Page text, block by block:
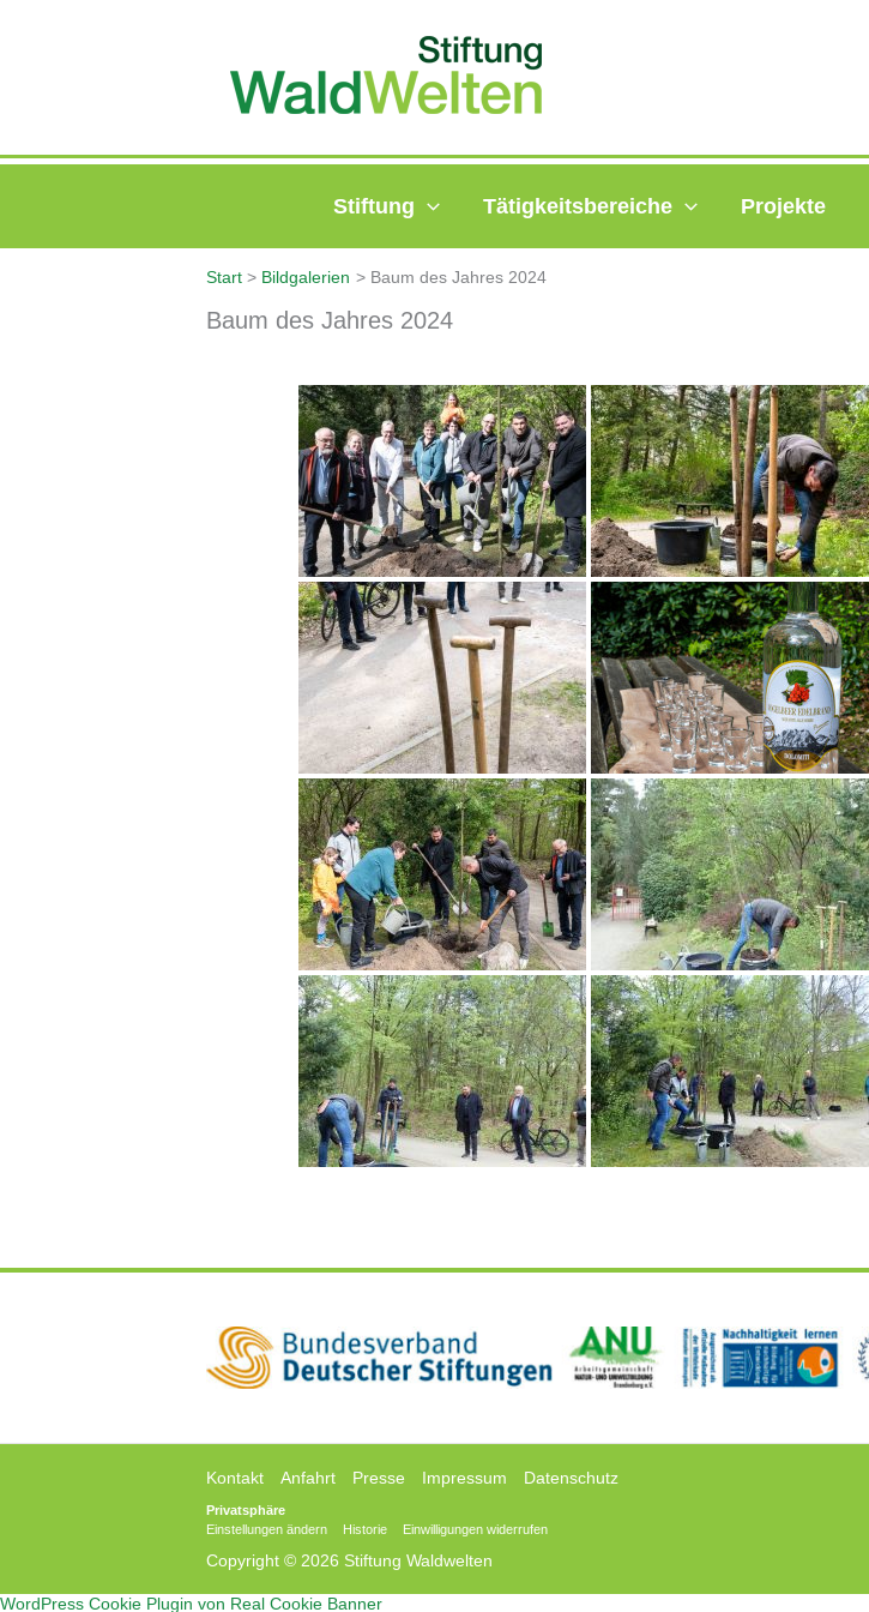
Stiftung Tätigkeitsbereiche Projekte
Start Bildgalerien Baum des Jahres 2024
Baum des Jahres 2024
Kontakt Anfahrt Presse Impressum Datenschutz
Privatsphäre
Einstellungen ändern
Historie Einwilligungen widerrufen
Copyright © 2026 Stiftung Waldwelten
WordPress Cookie Plugin von Real Cookie Banner